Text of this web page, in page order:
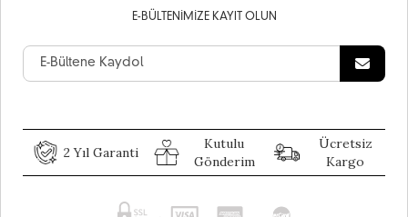
E-BÜLTENIMIZE KAYIT OLUN
2 Yıl Garanti
Kutulu
Gönderim
Ücretsiz
Kargo